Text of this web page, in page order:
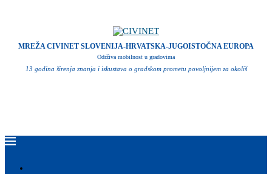
MREŽA CIVINET SLOVENIJA-HRVATSKA-JUGOISTOČNA EUROPA
Održiva mobilnost u gradovima
13 godina širenja znanja i iskustava o gradskom prometu povoljnijem za okoliš